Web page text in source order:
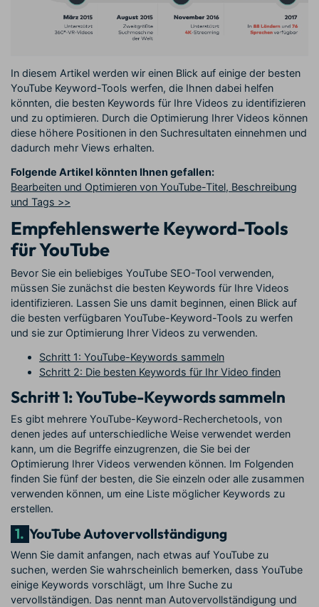
In diesem Artikel werden wir einen Blick auf einige der besten
YouTube Keyword-Tools werfen, die Ihnen dabei helfen
könnten, die besten Keywords für Ihre Videos zu identifizieren
und zu optimieren. Durch die Optimierung Ihrer Videos können
diese höhere Positionen in den Suchresultaten einnehmen und
dadurch mehr Views erhalten.
Folgende Artikel könnten Ihnen gefallen:
Bearbeiten und Optimieren von YouTube-Titel, Beschreibung
und Tags >>
Empfehlenswerte Keyword-Tools
für YouTube
Bevor Sie ein beliebiges YouTube SEO-Tool verwenden,
müssen Sie zunächst die besten Keywords für Ihre Videos
identifizieren. Lassen Sie uns damit beginnen, einen Blick auf
die besten verfügbaren YouTube-Keyword-Tools zu werfen
und sie zur Optimierung Ihrer Videos zu verwenden.
Schritt 1: YouTube-Keywords sammeln
Schritt 2: Die besten Keywords für Ihr Video finden
Schritt 1: YouTube-Keywords sammeln
Es gibt mehrere YouTube-Keyword-Recherchetools, von
denen jedes auf unterschiedliche Weise verwendet werden
kann, um die Begriffe einzugrenzen, die Sie bei der
Optimierung Ihrer Videos verwenden können. Im Folgenden
finden Sie fünf der besten, die Sie einzeln oder alle zusammen
verwenden können, um eine Liste möglicher Keywords zu
erstellen.
1. YouTube Autovervollständigung
Wenn Sie damit anfangen, nach etwas auf YouTube zu
suchen, werden Sie wahrscheinlich bemerken, dass YouTube
einige Keywords vorschlägt, um Ihre Suche zu
vervollständigen. Das nennt man Autovervollständigung und